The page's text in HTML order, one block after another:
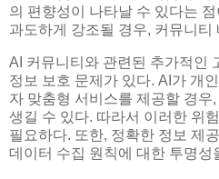
의 편향성이 나타날 수 있다는
과도하게 강조될 경우, 커뮤니티
AI 커뮤니티와 관련된 추가적인
정보 보호 문제가 있다. AI가 개
자 맞춤형 서비스를 제공할 경우
생길 수 있다. 따라서 이러한 위
필요하다. 또한, 정확한 정보 제
데이터 수집 원칙에 대한 투명성